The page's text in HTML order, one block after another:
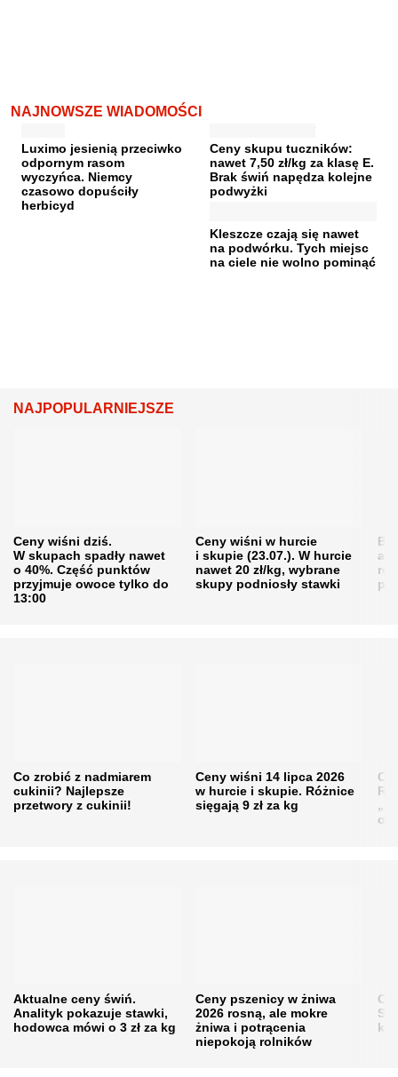
NAJNOWSZE WIADOMOŚCI
Luximo jesienią przeciwko
odpornym rasom
wyczyńca. Niemcy
czasowo dopuściły
herbicyd
Ceny skupu tuczników:
nawet 7,50 zł/kg za klasę E.
Brak świń napędza kolejne
podwyżki
Kleszcze czają się nawet
na podwórku. Tych miejsc
na ciele nie wolno pominąć
NAJPOPULARNIEJSZE
Ceny wiśni dziś.
W skupach spadły nawet
o 40%. Część punktów
przyjmuje owoce tylko do
13:00
Ceny wiśni w hurcie
i skupie (23.07.). W hurcie
nawet 20 zł/kg, wybrane
skupy podniosły stawki
Co zrobić z nadmiarem
cukinii? Najlepsze
przetwory z cukinii!
Ceny wiśni 14 lipca 2026
w hurcie i skupie. Różnice
sięgają 9 zł za kg
Aktualne ceny świń.
Analityk pokazuje stawki,
hodowca mówi o 3 zł za kg
Ceny pszenicy w żniwa
2026 rosną, ale mokre
żniwa i potrącenia
niepokoją rolników